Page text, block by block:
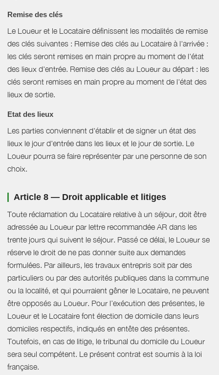
Remise des clés
Le Loueur et le Locataire définissent les modalités de remise
des clés suivantes : Remise des clés au Locataire à l'arrivée :
les clés seront remises en main propre au moment de l'état
des lieux d'entrée. Remise des clés au Loueur au départ : les
clés seront remises en main propre au moment de l'état des
lieux de sortie.
Etat des lieux
Les parties conviennent d'établir et de signer un état des
lieux le jour d'entrée dans les lieux et le jour de sortie. Le
Loueur pourra se faire représenter par une personne de son
choix.
Article 8 — Droit applicable et litiges
Toute réclamation du Locataire relative à un séjour, doit être
adressée au Loueur par lettre recommandée AR dans les
trente jours qui suivent le séjour. Passé ce délai, le Loueur se
réserve le droit de ne pas donner suite aux demandes
formulées. Par ailleurs, les travaux entrepris soit par des
particuliers ou par des autorités publiques dans la commune
ou la localité, et qui pourraient gêner le Locataire, ne peuvent
être opposés au Loueur. Pour l’exécution des présentes, le
Loueur et le Locataire font élection de domicile dans leurs
domiciles respectifs, indiqués en entête des présentes.
Toutefois, en cas de litige, le tribunal du domicile du Loueur
sera seul compétent. Le présent contrat est soumis à la loi
française.